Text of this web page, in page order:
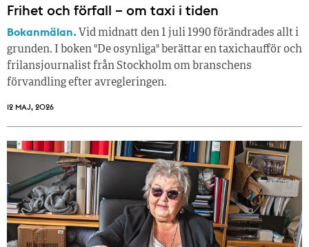
Frihet och förfall – om taxi i tiden
Bokanmälan. Vid midnatt den 1 juli 1990 förändrades allt i
grunden. I boken "De osynliga" berättar en taxichaufför och
frilansjournalist från Stockholm om branschens
förvandling efter avregleringen.
12 MAJ, 2026